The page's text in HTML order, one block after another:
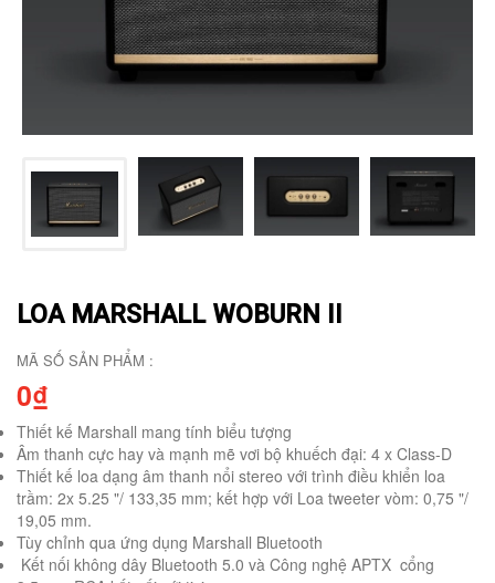
LOA MARSHALL WOBURN II
MÃ SỐ SẢN PHẨM :
0₫
Thiết kế Marshall mang tính biểu tượng
Âm thanh cực hay và mạnh mẽ vơi bộ khuếch đại: 4 x Class-D
Thiết kế loa dạng âm thanh nổi stereo với trình điều khiển loa
trầm: 2x 5.25 "/ 133,35 mm; kết hợp với Loa tweeter vòm: 0,75 "/
19,05 mm.
Tùy chỉnh qua ứng dụng Marshall Bluetooth
Kết nối không dây Bluetooth 5.0 và Công nghệ APTX cổng